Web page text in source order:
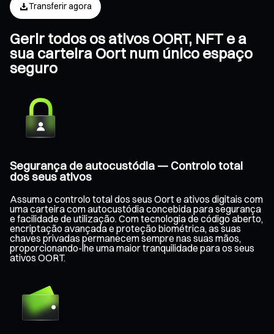
Transferir agora
Gerir todos os ativos OORT, NFT e a
sua carteira Oort num único espaço
seguro
Segurança de autocustódia — Controlo total
dos seus ativos
Assuma o controlo total dos seus Oort e ativos digitais com
uma carteira com autocustódia concebida para segurança
e facilidade de utilização. Com tecnologia de código aberto,
encriptação avançada e proteção biométrica, as suas
chaves privadas permanecem sempre nas suas mãos,
proporcionando-lhe uma maior tranquilidade para os seus
ativos OORT.